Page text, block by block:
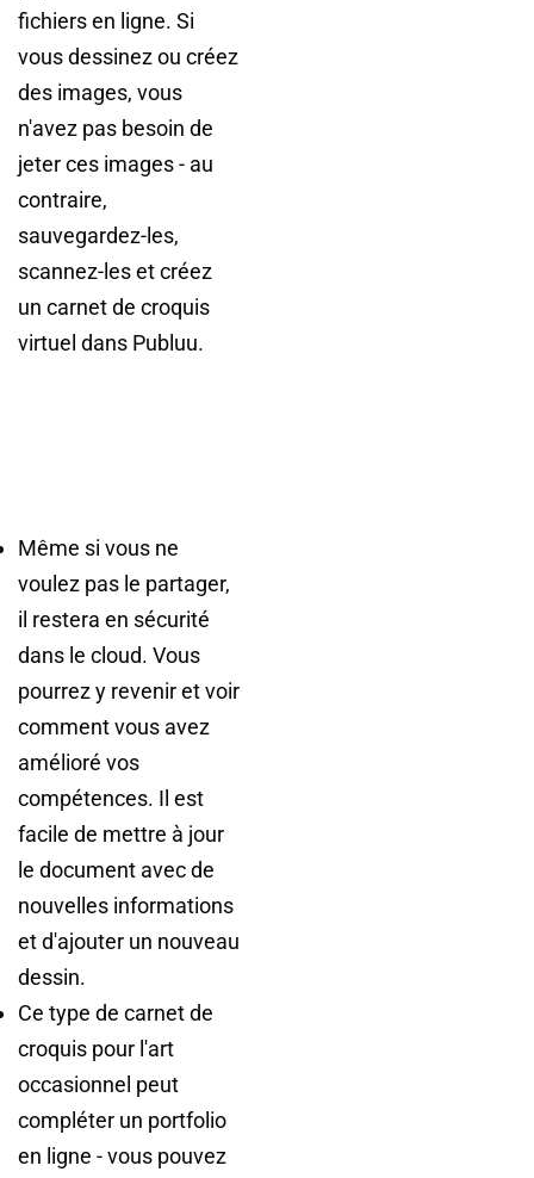
fichiers en ligne. Si
vous dessinez ou créez
des images, vous
n'avez pas besoin de
jeter ces images - au
contraire,
sauvegardez-les,
scannez-les et créez
un carnet de croquis
virtuel dans Publuu.
Même si vous ne
voulez pas le partager,
il restera en sécurité
dans le cloud. Vous
pourrez y revenir et voir
comment vous avez
amélioré vos
compétences. Il est
facile de mettre à jour
le document avec de
nouvelles informations
et d'ajouter un nouveau
dessin.
Ce type de carnet de
croquis pour l'art
occasionnel peut
compléter un portfolio
en ligne - vous pouvez